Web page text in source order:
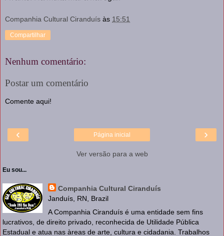
Companhia Cultural Ciranduís às 15:51
Compartilhar
Nenhum comentário:
Postar um comentário
Comente aqui!
‹ ›
Página inicial
Ver versão para a web
Eu sou...
Companhia Cultural Ciranduís
Janduís, RN, Brazil
A Companhia Ciranduís é uma entidade sem fins
lucrativos, de direito privado, reconhecida de Utilidade Pública
Estadual e atua nas àreas de arte, cultura e cidadania. Trabalhos